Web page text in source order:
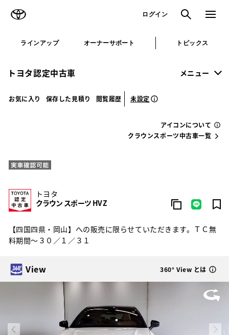
ログイン 検索 メニュ
ラインアップ オーナーサポート トピックス
トヨタ認定中古車 メニュー
お気に入り 保存した見積り 閲覧履歴 未設定
アイコンについて
クラウンスポーツ中古車一覧
トヨタ
クラウン スポーツ HV Z
【四国四県・岡山】への販売に限らせていただきます。ＴＣ無
料期間～３０／１／３１
View 360° View とは